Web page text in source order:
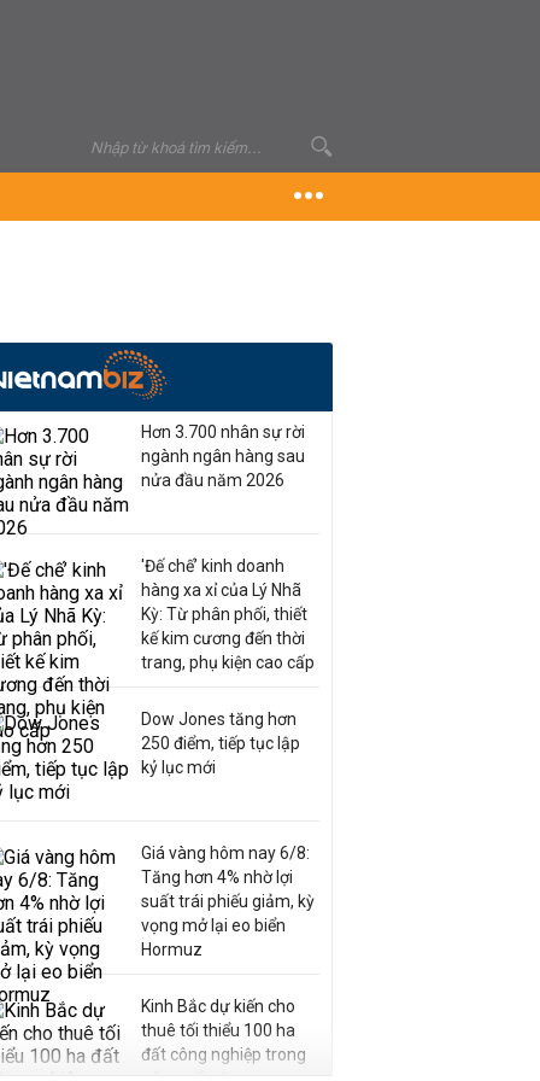
Hơn 3.700 nhân sự rời
ngành ngân hàng sau
nửa đầu năm 2026
'Đế chế’ kinh doanh
hàng xa xỉ của Lý Nhã
Kỳ: Từ phân phối, thiết
kế kim cương đến thời
trang, phụ kiện cao cấp
Dow Jones tăng hơn
250 điểm, tiếp tục lập
kỷ lục mới
Giá vàng hôm nay 6/8:
Tăng hơn 4% nhờ lợi
suất trái phiếu giảm, kỳ
vọng mở lại eo biển
Hormuz
Kinh Bắc dự kiến cho
thuê tối thiểu 100 ha
đất công nghiệp trong